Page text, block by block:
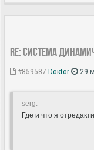
Re: Система
#859587 Doкtor 29
serg:
Где и что я
.